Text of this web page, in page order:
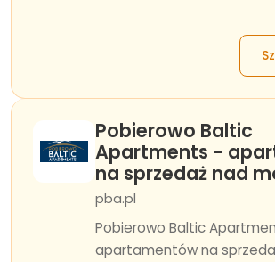
Pobierowo Baltic
Apartments -
na sprzedaż nad
pba.pl
Pobierowo Baltic
apartamentów na